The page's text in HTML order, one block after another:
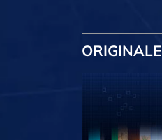
ORIGINALE